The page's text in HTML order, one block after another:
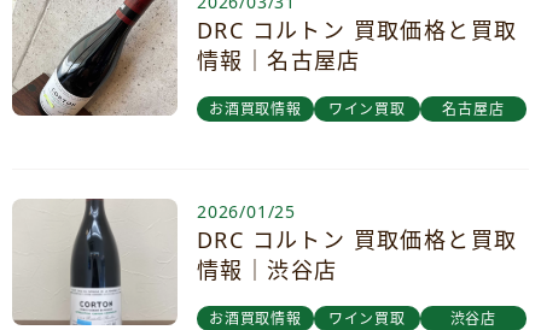
DRC コルトン 買取価格と買取
情報｜名古屋店
お酒買取情報 ワイン買取 名古屋店
2026/01/25
DRC コルトン 買取価格と買取
情報｜渋谷店
お酒買取情報 ワイン買取 渋谷店